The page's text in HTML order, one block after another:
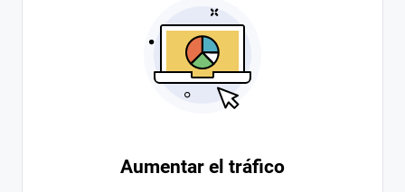
Aumentar el tráfico